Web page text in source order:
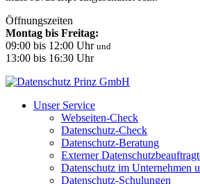
Öffnungszeiten
Montag bis Freitag:
09:00 bis 12:00 Uhr und
13:00 bis 16:30 Uhr
Unser Service
Webseiten-Check
Datenschutz-Check
Datenschutz-Beratung
Externer
Datenschutz im Unternehmen
Datenschutz-Schulungen